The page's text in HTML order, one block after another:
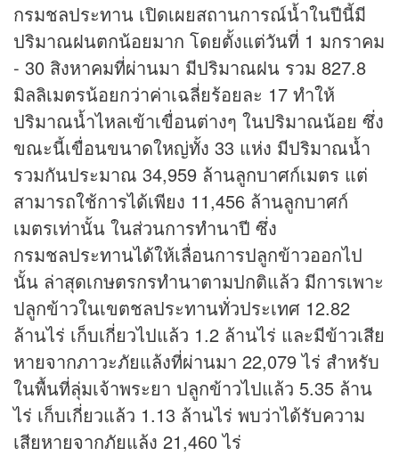
กรมชลประทาน เปิดเผยสถานการณ์น้ำในปีนี้มี
ปริมาณฝนตกน้อยมาก โดยตั้งแต่วันที่ 1 มกราคม
- 30 สิงหาคมที่ผ่านมา มีปริมาณฝน รวม 827.8
มิลลิเมตรน้อยกว่าค่าเฉลี่ยร้อยละ 17 ทำให้
ปริมาณน้ำไหลเข้าเขื่อนต่างๆ ในปริมาณน้อย ซึ่ง
ขณะนี้เขื่อนขนาดใหญ่ทั้ง 33 แห่ง มีปริมาณน้ำ
รวมกันประมาณ 34,959 ล้านลูกบาศก์เมตร แต่
สามารถใช้การได้เพียง 11,456 ล้านลูกบาศก์
เมตรเท่านั้น ในส่วนการทำนาปี ซึ่ง
กรมชลประทานได้ให้เลื่อนการปลูกข้าวออกไป
นั้น ล่าสุดเกษตรกรทำนาตามปกติแล้ว มีการเพาะ
ปลูกข้าวในเขตชลประทานทั่วประเทศ 12.82
ล้านไร่ เก็บเกี่ยวไปแล้ว 1.2 ล้านไร่ และมีข้าวเสีย
หายจากภาวะภัยแล้งที่ผ่านมา 22,079 ไร่ สำหรับ
ในพื้นที่ลุ่มเจ้าพระยา ปลูกข้าวไปแล้ว 5.35 ล้าน
ไร่ เก็บเกี่ยวแล้ว 1.13 ล้านไร่ พบว่าได้รับความ
เสียหายจากภัยแล้ง 21,460 ไร่